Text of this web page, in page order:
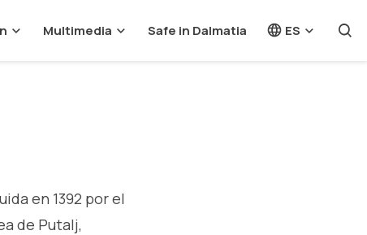
Multimedia Safe in Dalmatia ES
en 1392 por el
de Putalj,